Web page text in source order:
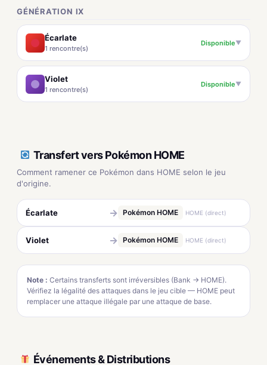
GÉNÉRATION IX
Écarlate
1 rencontre(s)
Disponible▼
Violet
1 rencontre(s)
Disponible▼
Transfert vers Pokémon HOME
Comment ramener ce Pokémon dans HOME selon le jeu
d'origine.
Écarlate → Pokémon HOME HOME (direct)
Violet → Pokémon HOME HOME (direct)
Note : Certains transferts sont irréversibles (Bank → HOME).
Vérifiez la légalité des attaques dans le jeu cible — HOME peut
remplacer une attaque illégale par une attaque de base.
Événements & Distributions